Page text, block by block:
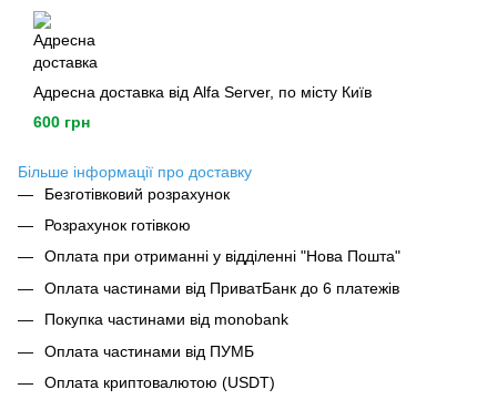
Адресна доставка від Alfa Server, по місту Київ
600 грн
Більше інформації про доставку
Безготівковий розрахунок
Розрахунок готівкою
Оплата при отриманні у відділенні "Нова Пошта"
Оплата частинами від ПриватБанк до 6 платежів
Покупка частинами від monobank
Оплата частинами від ПУМБ
Оплата криптовалютою (USDT)